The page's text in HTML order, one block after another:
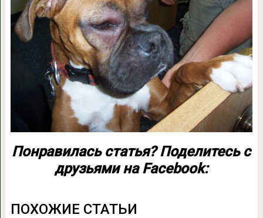
Понравилась статья? Поделитесь с
друзьями на Facebook:
ПОХОЖИЕ СТАТЬИ